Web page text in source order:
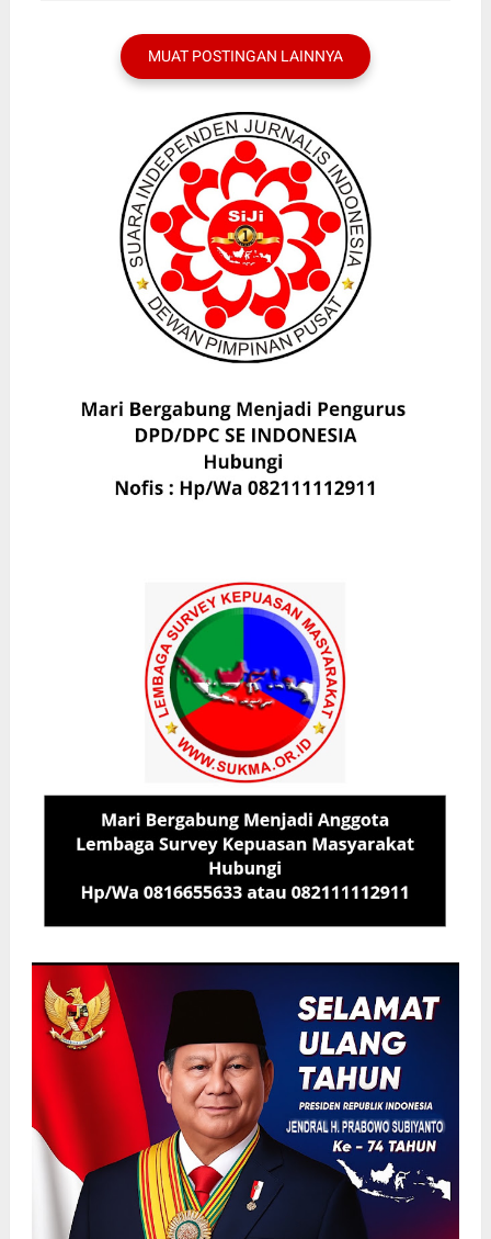
MUAT POSTINGAN LAINNYA